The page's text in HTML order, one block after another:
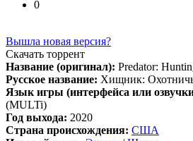
архив и FLAC), но основной –
Сборник получился добротный,
Boycenunse :Добавьте пожалуйста
Most Wanted, которая 2005 года.
0
Вышла новая версия?
Скачать торрент
Название (оригинал): Predator:
Русское название: Хищник:
Язык игры (интерфейса или
(MULTi)
Год выхода: 2020
Страна происхождения: США